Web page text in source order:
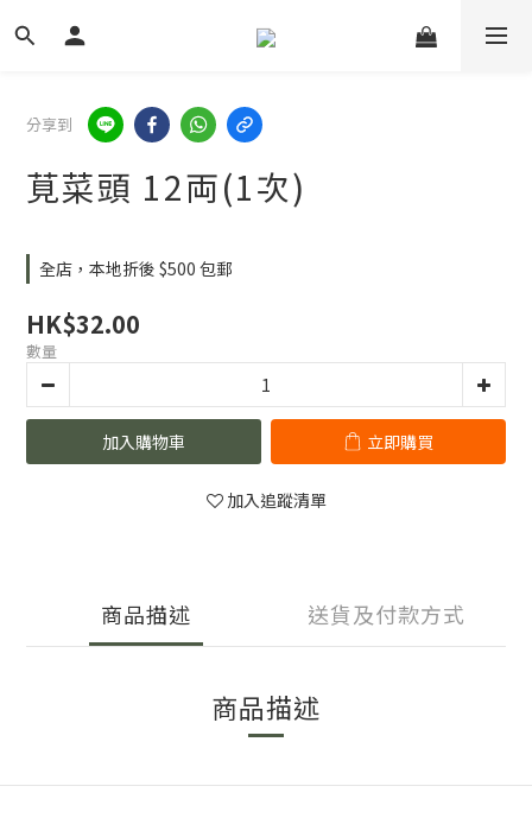
分享到
莧菜頭 12両(1次)
全店，本地折後 $500 包郵
HK$32.00
數量
加入購物車 立即購買
加入追蹤清單
商品描述 送貨及付款方式
商品描述